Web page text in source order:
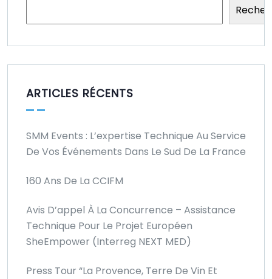
ARTICLES RÉCENTS
SMM Events : L’expertise Technique Au Service
De Vos Événements Dans Le Sud De La France
160 Ans De La CCIFM
Avis D’appel À La Concurrence – Assistance
Technique Pour Le Projet Européen
SheEmpower (Interreg NEXT MED)
Press Tour “La Provence, Terre De Vin Et